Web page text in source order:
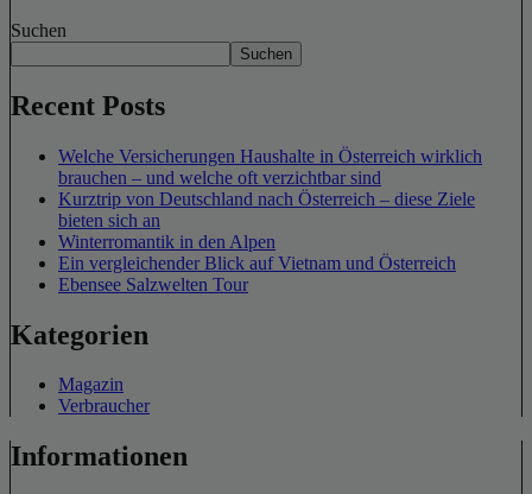
Suchen
Suchen
Recent Posts
Welche Versicherungen Haushalte in Österreich wirklich
brauchen – und welche oft verzichtbar sind
Kurztrip von Deutschland nach Österreich – diese Ziele
bieten sich an
Winterromantik in den Alpen
Ein vergleichender Blick auf Vietnam und Österreich
Ebensee Salzwelten Tour
Kategorien
Magazin
Verbraucher
Informationen